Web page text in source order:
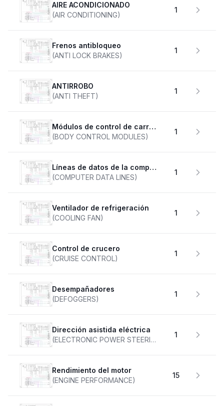
AIRE ACONDICIONADO
(AIR CONDITIONING)
1
Frenos antibloqueo
(ANTI LOCK BRAKES)
1
ANTIRROBO
(ANTI THEFT)
1
Módulos de control de carrocería
(BODY CONTROL MODULES)
1
Líneas de datos de la computadora
(COMPUTER DATA LINES)
1
Ventilador de refrigeración
(COOLING FAN)
1
Control de crucero
(CRUISE CONTROL)
1
desempañadores
(DEFOGGERS)
1
Dirección asistida eléctrica
(ELECTRONIC POWER STEERING)
1
Rendimiento del motor
(ENGINE PERFORMANCE)
15